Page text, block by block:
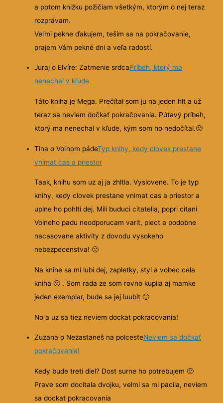
a potom knižku požičiam všetkým, ktorým o nej teraz
rozprávam.
Veľmi pekne ďakujem, teším sa na pokračovanie,
prajem Vám pekné dni a veľa radostí.
Juraj o Elvíre: Zatmenie srdcaPríbeh, ktorý ma
nenechal v kľude
Táto kniha je Mega. Prečítal som ju na jeden hlt a už
teraz sa neviem dočkať pokračovania. Pútavý príbeh,
ktorý ma nenechal v kľude, kým som ho nedočítal.🙂
Tina o Voľnom pádeTyp knihy, kedy clovek prestane
vnimat cas a priestor
Taak, knihu som uz aj ja zhltla. Vyslovene. To je typ
knihy, kedy clovek prestane vnimat cas a priestor a
uplne ho pohlti dej. Mili buduci citatelia, popri citani
Volneho padu neodporucam varit, piect a podobne
nacasovane aktivity z dovodu vysokeho
nebezpecenstva!🙂
Na knihe sa mi lubi dej, zapletky, styl a vobec cela
kniha🙂 . Som rada ze som rovno kupila aj mamke
jeden exemplar, bude sa jej luubit🙂
No a uz sa tiez neviem dockat pokracovania!
Zuzana o Nezastaneš na polcesteNeviem sa dočkať
pokračovania!
Kedy bude treti diel? Dost surne ho potrebujem🙂
Prave som docitala dvojku, velmi sa mi pacila, neviem
sa dockat pokracovania